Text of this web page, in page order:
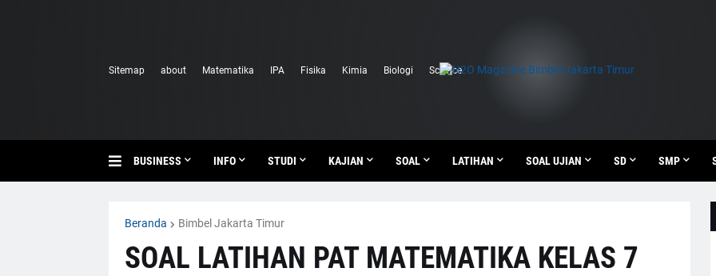
Sitemap about Matematika IPA Fisika Kimia Biologi Science
BUSINESS INFO STUDI KAJIAN SOAL LATIHAN SOAL UJIAN SD SMP
Beranda Bimbel Jakarta Timur
SOAL LATIHAN PAT MATEMATIKA KELAS 7